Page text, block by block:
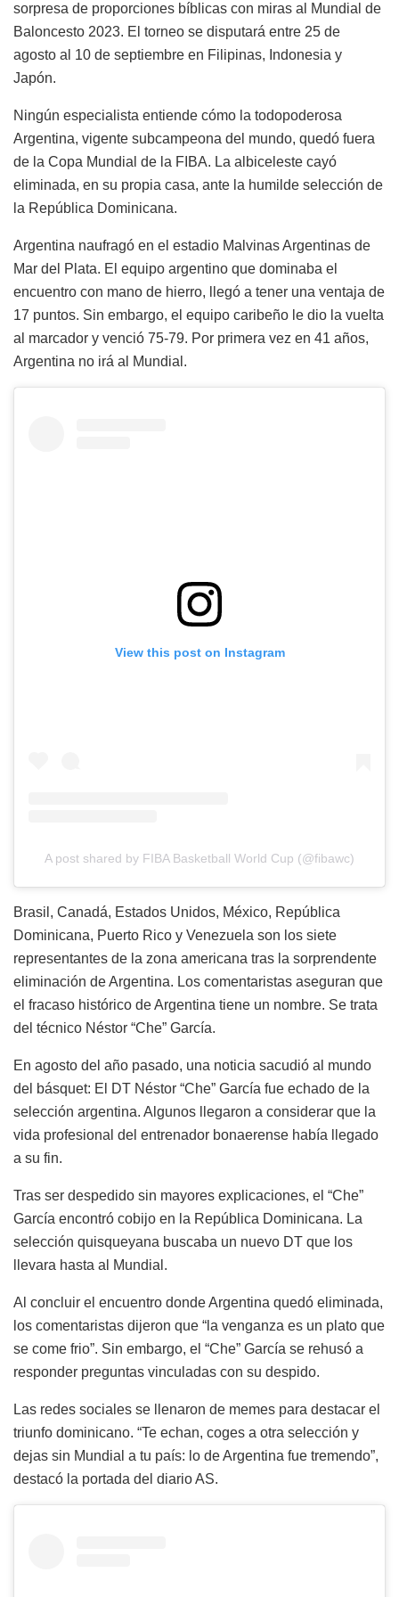
sorpresa de proporciones bíblicas con miras al Mundial de
Baloncesto 2023. El torneo se disputará entre 25 de
agosto al 10 de septiembre en Filipinas, Indonesia y
Japón.
Ningún especialista entiende cómo la todopoderosa
Argentina, vigente subcampeona del mundo, quedó fuera
de la Copa Mundial de la FIBA. La albiceleste cayó
eliminada, en su propia casa, ante la humilde selección de
la República Dominicana.
Argentina naufragó en el estadio Malvinas Argentinas de
Mar del Plata. El equipo argentino que dominaba el
encuentro con mano de hierro, llegó a tener una ventaja de
17 puntos. Sin embargo, el equipo caribeño le dio la vuelta
al marcador y venció 75-79. Por primera vez en 41 años,
Argentina no irá al Mundial.
View this post on Instagram
A post shared by FIBA Basketball World Cup (@fibawc)
Brasil, Canadá, Estados Unidos, México, República
Dominicana, Puerto Rico y Venezuela son los siete
representantes de la zona americana tras la sorprendente
eliminación de Argentina. Los comentaristas aseguran que
el fracaso histórico de Argentina tiene un nombre. Se trata
del técnico Néstor “Che” García.
En agosto del año pasado, una noticia sacudió al mundo
del básquet: El DT Néstor “Che” García fue echado de la
selección argentina. Algunos llegaron a considerar que la
vida profesional del entrenador bonaerense había llegado
a su fin.
Tras ser despedido sin mayores explicaciones, el “Che”
García encontró cobijo en la República Dominicana. La
selección quisqueyana buscaba un nuevo DT que los
llevara hasta al Mundial.
Al concluir el encuentro donde Argentina quedó eliminada,
los comentaristas dijeron que “la venganza es un plato que
se come frio”. Sin embargo, el “Che” García se rehusó a
responder preguntas vinculadas con su despido.
Las redes sociales se llenaron de memes para destacar el
triunfo dominicano. “Te echan, coges a otra selección y
dejas sin Mundial a tu país: lo de Argentina fue tremendo”,
destacó la portada del diario AS.